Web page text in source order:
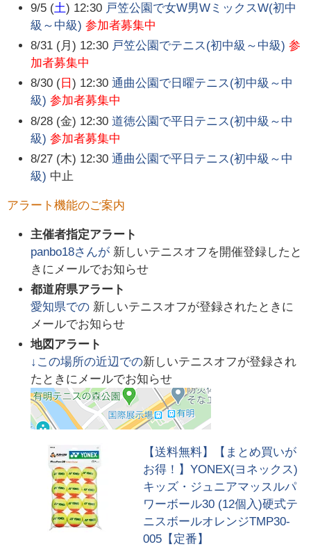
9/5 (土) 12:30 戸笠公園で女W男WミックスW(初中
級～中級) 参加者募集中
8/31 (月) 12:30 戸笠公園でテニス(初中級～中級) 参
加者募集中
8/30 ( 日) 12:30 通曲公園で日曜テニス(初中級～中
級) 参加者募集中
8/28 (金) 12:30 道徳公園で平日テニス(初中級～中
級) 参加者募集中
8/27 (木) 12:30 通曲公園で平日テニス(初中級～中
級) 中止
アラート機能のご案内
主催者指定アラート
panbo18さんが 新しいテニスオフを開催登録したと
きにメールでお知らせ
都道府県アラート
愛知県での 新しいテニスオフが登録されたときに
メールでお知らせ
地図アラート
↓この場所の近辺での新しいテニスオフが登録され
たときにメールでお知らせ
【送料無料】【まとめ買いが
お得！】YONEX(ヨネックス)
キッズ・ジュニアマッスルパ
ワーボール30 (12個入)硬式テ
ニスボールオレンジTMP30-
005【定番】